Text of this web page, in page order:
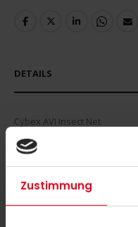
Zustimmung
DETAILS
Cybex AVI Insect Net
BEWERTUNGEN